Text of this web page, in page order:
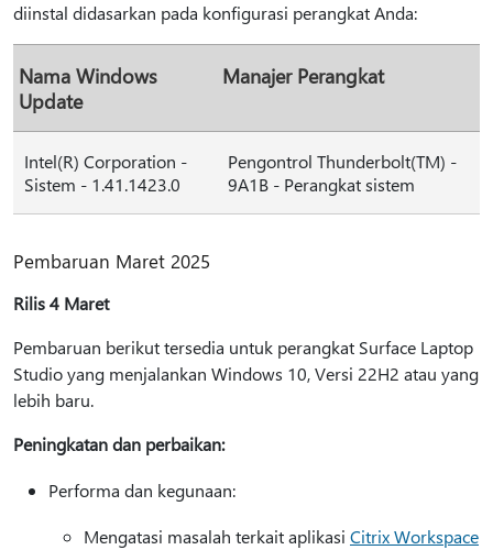
diinstal didasarkan pada konfigurasi perangkat Anda:
Nama Windows
Update
Manajer Perangkat
Intel(R) Corporation -
Sistem - 1.41.1423.0
Pengontrol Thunderbolt(TM) -
9A1B - Perangkat sistem
Pembaruan Maret 2025
Rilis 4 Maret
Pembaruan berikut tersedia untuk perangkat Surface Laptop
Studio yang menjalankan Windows 10, Versi 22H2 atau yang
lebih baru.
Peningkatan dan perbaikan:
Performa dan kegunaan:
Mengatasi masalah terkait aplikasi Citrix Workspace